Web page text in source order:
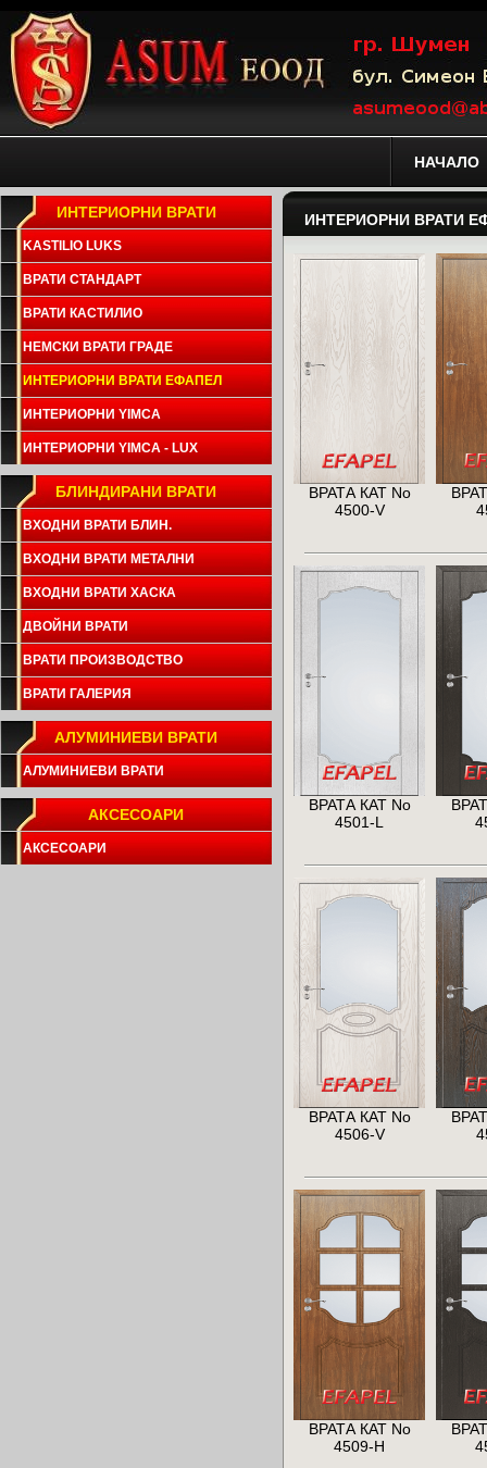
НАЧАЛО
ИНТЕРИОРНИ ВРАТИ
KASTILIO LUKS
ВРАТИ СТАНДАРТ
ВРАТИ КАСТИЛИО
НЕМСКИ ВРАТИ ГРАДЕ
ИНТЕРИОРНИ ВРАТИ ЕФАПЕЛ
ИНТЕРИОРНИ YIMCA
ИНТЕРИОРНИ YIMCA - LUX
БЛИНДИРАНИ ВРАТИ
ВХОДНИ ВРАТИ БЛИН.
ВХОДНИ ВРАТИ МЕТАЛНИ
ВХОДНИ ВРАТИ ХАСКА
ДВОЙНИ ВРАТИ
ВРАТИ ПРОИЗВОДСТВО
ВРАТИ ГАЛЕРИЯ
АЛУМИНИЕВИ ВРАТИ
АЛУМИНИЕВИ ВРАТИ
АКСЕСОАРИ
АКСЕСОАРИ
ИНТЕРИОРНИ ВРАТИ
ВРАТА КАТ No
4500-V
ВРАТА КАТ No
4501-L
ВРАТА КАТ No
4506-V
ВРАТА КАТ No
4509-H